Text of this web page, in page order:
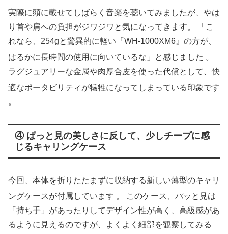
実際に頭に載せてしばらく音楽を聴いてみましたが、やは
り首や肩への負担がジワジワと気になってきます。 「こ
れなら、254gと驚異的に軽い『WH-1000XM6』の方が、
はるかに長時間の使用に向いているな」と感じました 。
ラグジュアリーな金属や肉厚合皮を使った代償として、快
適なポータビリティが犠牲になってしまっている印象です
。
④ ぱっと見の美しさに反して、少しチープに感
じるキャリングケース
今回、本体を折りたたまずに収納する新しい薄型のキャリ
ングケースが付属しています 。 このケース、パッと見は
「持ち手」があったりしてデザイン性が高く、高級感があ
るように見えるのですが、よくよく細部を観察してみる